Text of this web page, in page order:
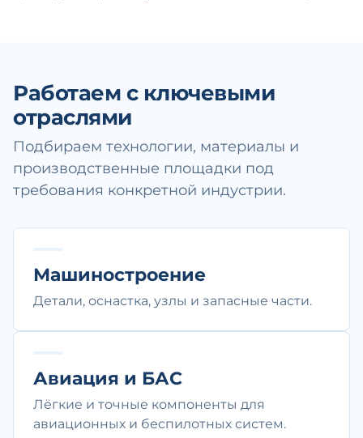
Работаем с ключевыми
отраслями
Подбираем технологии, материалы и
производственные площадки под
требования конкретной индустрии.
Машиностроение
Детали, оснастка, узлы и запасные части.
Авиация и БАС
Лёгкие и точные компоненты для
авиационных и беспилотных систем.